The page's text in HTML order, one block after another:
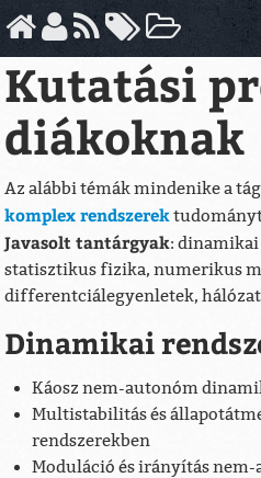
Kutatási
diákoknak
Az alábbi témák mindenike a
komplex rendszerek
Javasolt tantárgyak:
statisztikus fizika, numerikus
differentciálegyenletek,
Dinamikai
Káosz nem-autonóm
Multistabilitás és
rendszerekben
Moduláció és irányítás